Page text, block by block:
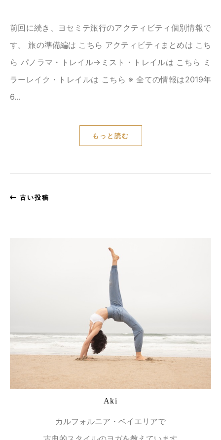
前回に続き、ヨセミテ旅行のアクティビティ個別情報で
す。 旅の準備編は こちら アクティビティまとめは こち
ら パノラマ・トレイル→ミスト・トレイルは こちら ミ
ラーレイク・トレイルは こちら ※ 全ての情報は2019年
6…
もっと読む
古い投稿
Aki
カルフォルニア・ベイエリアで